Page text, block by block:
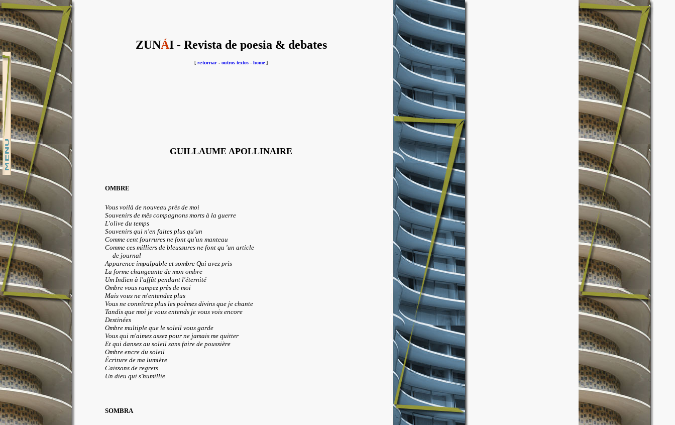
ZUNÁI - Revista de poesia & debates
[ retornar - outros textos - home ]
GUILLAUME APOLLINAIRE
OMBRE
Vous voilà de nouveau près de moi
Souvenirs de mês compagnons morts à la guerre
L'olive du temps
Souvenirs qui n'en faites plus qu'un
Comme cent fourrures ne font qu'un manteau
Comme ces milliers de bleussures ne font qu 'un article
de journal
Apparence impalpable et sombre Qui avez pris
La forme changeante de mon ombre
Um Indien à l'affût pendant l'éternité
Ombre vous rampez près de moi
Mais vous ne m'entendez plus
Vous ne connîtrez plus les poèmes divins que je chante
Tandis que moi je vous entends je vous vois encore
Destinées
Ombre multiple que le soleil vous garde
Vous qui m'aimez assez pour ne jamais me quitter
Et qui dansez au soleil sans faire de poussière
Ombre encre du soleil
Écriture de ma lumière
Caissons de regrets
Un dieu qui s'humillie
SOMBRA